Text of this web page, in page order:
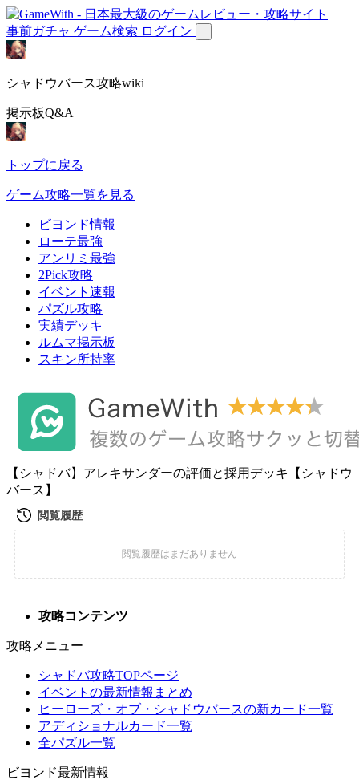
事前ガチャ ゲーム検索 ログイン
シャドウバース攻略wiki
掲示板Q&A
トップに戻る
ゲーム攻略一覧を見る
ビヨンド情報
ローテ最強
アンリミ最強
2Pick攻略
イベント速報
パズル攻略
実績デッキ
ルムマ掲示板
スキン所持率
【シャドバ】アレキサンダーの評価と採用デッキ【シャドウ
バース】
攻略コンテンツ
攻略メニュー
シャドバ攻略TOPページ
イベントの最新情報まとめ
ヒーローズ・オブ・シャドウバースの新カード一覧
アディショナルカード一覧
全パズル一覧
ビヨンド最新情報